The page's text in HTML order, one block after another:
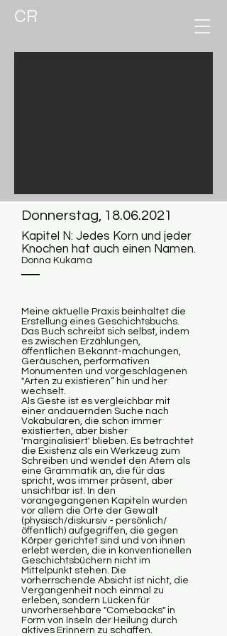
CR
Donnerstag, 18.06.2021
Kapitel N: Jedes Korn und jeder
Knochen hat auch einen Namen.
Donna Kukama
Meine aktuelle Praxis beinhaltet die
Erstellung eines Geschichtsbuchs.
Das Buch schreibt sich selbst, indem
es zwischen Erzählungen,
öffentlichen Bekannt-machungen,
Geräuschen, performativen
Monumenten und vorgeschlagenen
"Arten zu existieren“ hin und her
wechselt.
Als Geste ist es vergleichbar mit
einer andauernden Suche nach
Vokabularen, die schon immer
existierten, aber bisher
'marginalisiert' blieben. Es betrachtet
die Existenz als ein Werkzeug zum
Schreiben und wendet den Atem als
eine Grammatik an, die für das
spricht, was immer präsent, aber
unsichtbar ist. In den
vorangegangenen Kapiteln wurden
vor allem die Orte der Gewalt
(physisch/diskursiv - persönlich/
öffentlich) aufgegriffen, die gegen
Körper gerichtet sind und von ihnen
erlebt werden, die in konventionellen
Geschichtsbüchern nicht im
Mittelpunkt stehen. Die
vorherrschende Absicht ist nicht, die
Vergangenheit noch einmal zu
erleben, sondern Lücken für
unvorhersehbare "Comebacks" in
Form von Inseln der Heilung durch
aktives Erinnern zu schaffen.